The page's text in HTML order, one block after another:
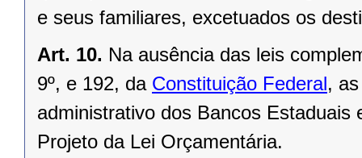
e seus familiares, excetuados os
Art. 10. Na ausência das leis
9º, e 192, da Constituição Federal,
administrativo dos Bancos
Projeto da Lei Orçamentária.